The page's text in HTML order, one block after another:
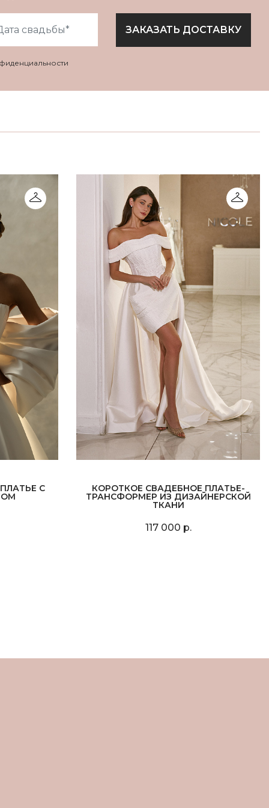
ЗАКАЗАТЬ ДОСТАВКУ
С КОРОТКОЕ СВАДЕБНОЕ ПЛАТЬЕ-
ТРАНСФОРМЕР ИЗ ДИЗАЙНЕРСКОЙ
ТКАНИ
117 000 р.